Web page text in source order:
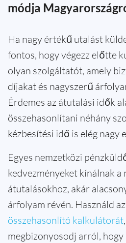
módja
Ha nagy értékű utalást
fontos, hogy végezz előtte
olyan szolgáltatót, amely
díjakat és nagyszerű
Érdemes az átutalási idők
összehasonlítani néhány
kézbesítési idő is elég nagy
Egyes nemzetközi
kedvezményeket kínálnak a
átutalásokhoz, akár
árfolyam révén. Használd
összehasonlító kalkulátorát
megbizonyosodj arról,